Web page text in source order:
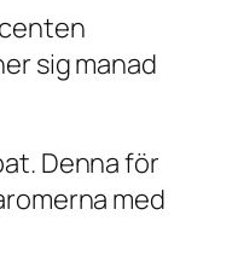
sig manad
. Denna för
med